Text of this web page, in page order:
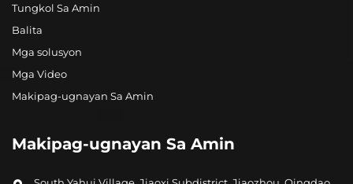
Tungkol Sa Amin
Balita
Mga solusyon
Mga Video
Makipag-ugnayan Sa Amin
Makipag-ugnayan Sa Amin